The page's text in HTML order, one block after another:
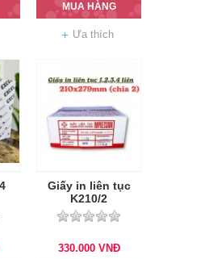
MUA HÀNG
Ưa thích
Giấy in liên tục
K210/2
(210mmx279mm)
(1,2,3,4,5 liên)
330.000 VNĐ